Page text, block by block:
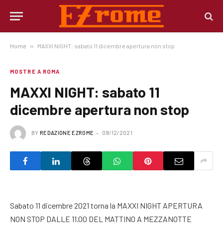
Home » MAXXI NIGHT: sabato 11 dicembre apertura non stop
MOSTRE A ROMA
MAXXI NIGHT: sabato 11
dicembre apertura non stop
BY REDAZIONE EZROME 09/12/2021
Sabato 11 dicembre 2021 torna la MAXXI NIGHT APERTURA
NON STOP DALLE 11.00 DEL MATTINO A MEZZANOTTE